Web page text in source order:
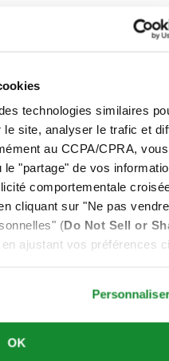
technologies similaires
site, analyser le trafic et
au CCPA/CPRA,
"partage" de vos
comportementale
cliquant sur "Ne pas
(Do Not Sell or
en ajustant vos préférences
OK
exclusives